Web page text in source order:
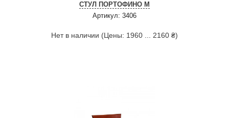
СТУЛ ПОРТОФИНО М
Артикул: 3406
Нет в наличии (Цены: 1960 ... 2160 ₴)